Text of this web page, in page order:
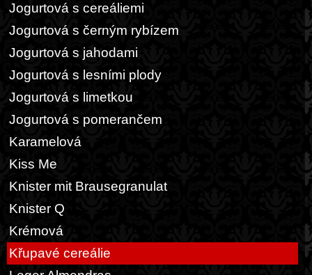
Jogurtová s cereáliemi
Jogurtová s černým rybízem
Jogurtová s jahodami
Jogurtová s lesními plody
Jogurtová s limetkou
Jogurtová s pomerančem
Karamelová
Kiss Me
Knister mit Brausegranulat
Knister Q
Krémová
Křupavé cereálie